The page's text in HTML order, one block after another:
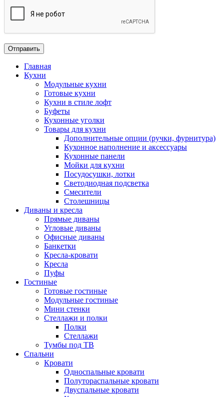
Главная
Кухни
Модульные кухни
Готовые кухни
Кухни в стиле лофт
Буфеты
Кухонные уголки
Товары для кухни
Дополнительные опции (ручки, фурнитура)
Кухонное наполнение и аксессуары
Кухонные панели
Мойки для кухни
Посудосушки, лотки
Светодиодная подсветка
Смесители
Столешницы
Диваны и кресла
Прямые диваны
Угловые диваны
Офисные диваны
Банкетки
Кресла-кровати
Кресла
Пуфы
Гостиные
Готовые гостиные
Модульные гостиные
Мини стенки
Стеллажи и полки
Полки
Стеллажи
Тумбы под ТВ
Спальни
Кровати
Односпальные кровати
Полутораспальные кровати
Двуспальные кровати